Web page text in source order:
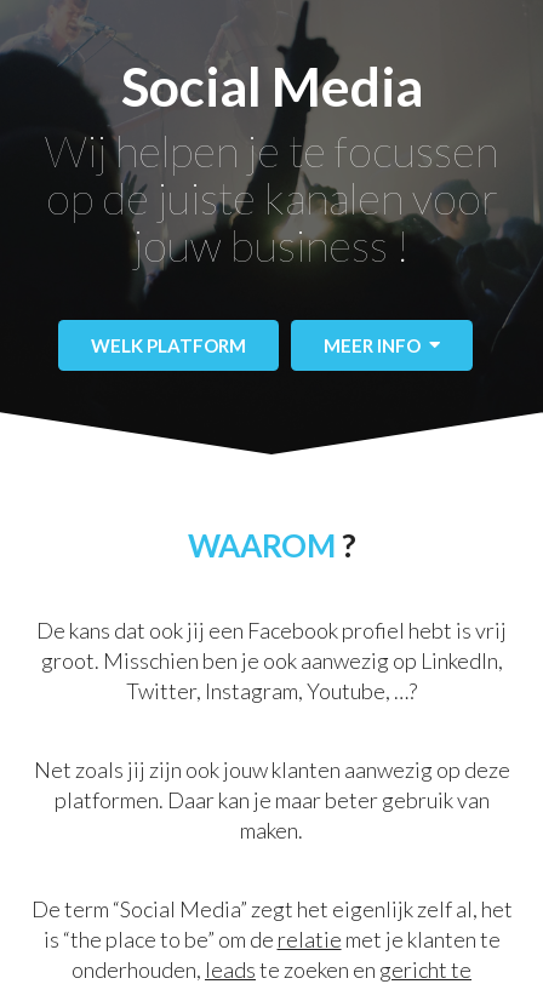
Social Media
Wij helpen je te focussen
op de juiste kanalen voor
jouw business !
WELK PLATFORM MEER INFO
WAAROM ?
De kans dat ook jij een Facebook profiel hebt is vrij
groot. Misschien ben je ook aanwezig op LinkedIn,
Twitter, Instagram, Youtube, …?
Net zoals jij zijn ook jouw klanten aanwezig op deze
platformen. Daar kan je maar beter gebruik van
maken.
De term “Social Media” zegt het eigenlijk zelf al, het
is “the place to be” om de relatie met je klanten te
onderhouden, leadste zoeken en gericht te